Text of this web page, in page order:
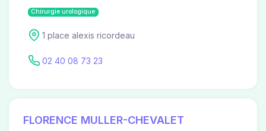
Chirurgie urologique
1 place alexis ricordeau
02 40 08 73 23
FLORENCE MULLER-CHEVALET